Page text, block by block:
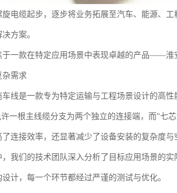
电缆起步，逐步将业务拓展至汽车、能源、
方案。
于一款在特定应用场景中表现卓越的产品——淮
杂需求
线是一款专为特定运输与工程场景设计的高性
一根主线缆分支为两个独立的连接端，而“七
连接效率，还显著减少了设备安装的复杂度
我们的技术团队深入分析了目标应用场景的实
计，每一个环节都经过严谨的测试与优化。